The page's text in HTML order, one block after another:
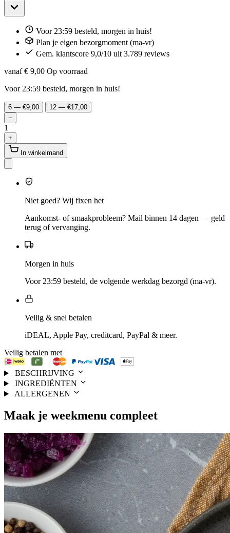
Voor 23:59 besteld, morgen in huis!
Plan je eigen bezorgmoment (ma-vr)
Gem. klantscore 9,0/10 uit 3.789 reviews
vanaf € 9,00 Op voorraad
Voor 23:59 besteld, morgen in huis!
6 — €9,00
12 — €17,00
−
1
+
In winkelmand
Niet goed? Wij fixen het
Aankomst- of smaakprobleem? Mail binnen 14 dagen — geld
terug of vervanging.
Morgen in huis
Voor 23:59 besteld, de volgende werkdag bezorgd (ma-vr).
Veilig & snel betalen
iDEAL, Apple Pay, creditcard, PayPal & meer.
Veilig betalen met
BESCHRIJVING
INGREDIËNTEN
ALLERGENEN
Maak je weekmenu compleet